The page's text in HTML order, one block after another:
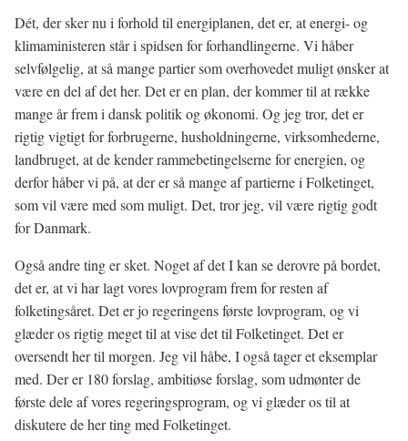
Dét, der sker nu i forhold til energiplanen, det er, at energi- og
klimaministeren står i spidsen for forhandlingerne. Vi håber
selvfølgelig, at så mange partier som overhovedet muligt ønsker at
være en del af det her. Det er en plan, der kommer til at række
mange år frem i dansk politik og økonomi. Og jeg tror, det er
rigtig vigtigt for forbrugerne, husholdningerne, virksomhederne,
landbruget, at de kender rammebetingelserne for energien, og
derfor håber vi på, at der er så mange af partierne i Folketinget,
som vil være med som muligt. Det, tror jeg, vil være rigtig godt
for Danmark.
Også andre ting er sket. Noget af det I kan se derovre på bordet,
det er, at vi har lagt vores lovprogram frem for resten af
folketingsåret. Det er jo regeringens første lovprogram, og vi
glæder os rigtig meget til at vise det til Folketinget. Det er
oversendt her til morgen. Jeg vil håbe, I også tager et eksemplar
med. Der er 180 forslag, ambitiøse forslag, som udmønter de
første dele af vores regeringsprogram, og vi glæder os til at
diskutere de her ting med Folketinget.